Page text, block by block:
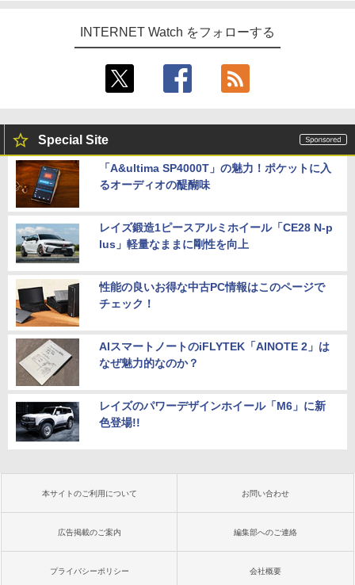
INTERNET Watch をフォローする
Special Site
「A&ultima SP4000T」の魅力！ポケットに入
るオーディオの醍醐味
レイズ鍛造1ピースアルミホイール「CE28 N-p
lus」軽量なままに剛性を向上
性能の良いお得な中古PC情報はこのページで
チェック！
AIスマートノートのiFLYTEK「AINOTE 2」は
なぜ魅力的なのか？
レイズのパワーデザインホイール「M6」に新
色登場!!
本サイトのご利用について お問い合わせ
広告掲載のご案内 編集部へのご連絡
プライバシーポリシー 会社概要